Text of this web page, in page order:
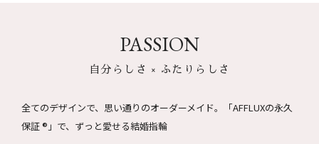
PASSION
自分らしさ × ふたりらしさ
全てのデザインで、思い通りのオーダーメイド。
「AFFLUXの永久
保証 ®」で、ずっと愛せる結婚指輪